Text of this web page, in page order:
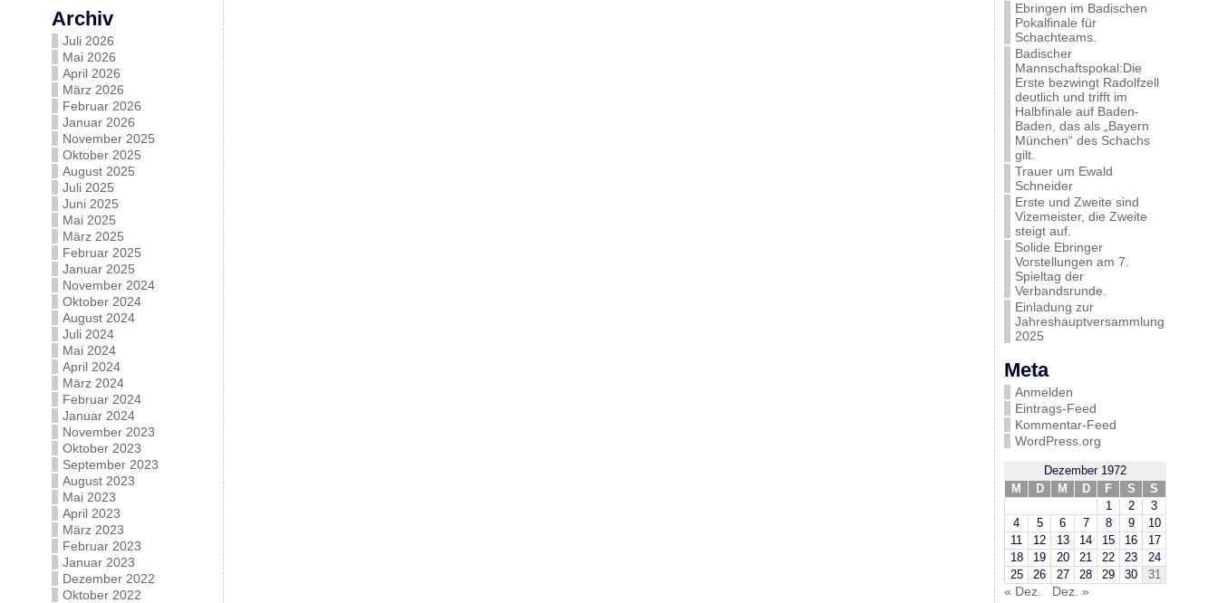
Archiv
Juli 2026
Mai 2026
April 2026
März 2026
Februar 2026
Januar 2026
November 2025
Oktober 2025
August 2025
Juli 2025
Juni 2025
Mai 2025
März 2025
Februar 2025
Januar 2025
November 2024
Oktober 2024
August 2024
Juli 2024
Mai 2024
April 2024
März 2024
Februar 2024
Januar 2024
November 2023
Oktober 2023
September 2023
August 2023
Mai 2023
April 2023
März 2023
Februar 2023
Januar 2023
Dezember 2022
Oktober 2022
Ebringen im Badischen
Pokalfinale für
Schachteams.
Badischer
Mannschaftspokal:Die
Erste bezwingt Radolfzell
deutlich und trifft im
Halbfinale auf Baden-
Baden, das als „Bayern
München“ des Schachs
gilt.
Trauer um Ewald
Schneider
Erste und Zweite sind
Vizemeister, die Zweite
steigt auf.
Solide Ebringer
Vorstellungen am 7.
Spieltag der
Verbandsrunde.
Einladung zur
Jahreshauptversammlung
2025
Meta
Anmelden
Eintrags-Feed
Kommentar-Feed
WordPress.org
Dezember 1972
M
D M D F S
S
1
2
3
4
5 6 7 8 9
10
11
12 13 14 15 16
17
18
19 20 21 22 23
24
25
26 27 28 29 30 31
« Dez. Dez. »